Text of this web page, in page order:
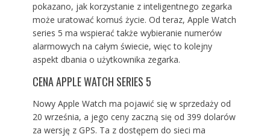
pokazano, jak korzystanie z inteligentnego zegarka
może uratować komuś życie. Od teraz, Apple Watch
series 5 ma wspierać także wybieranie numerów
alarmowych na całym świecie, więc to kolejny
aspekt dbania o użytkownika zegarka.
CENA APPLE WATCH SERIES 5
Nowy Apple Watch ma pojawić się w sprzedaży od
20 września, a jego ceny zaczną się od 399 dolarów
za wersję z GPS. Ta z dostępem do sieci ma